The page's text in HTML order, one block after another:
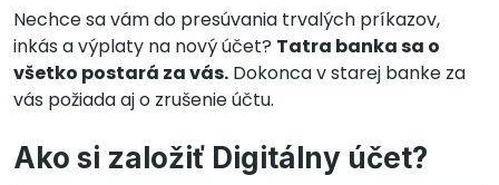
Nechce sa vám do presúvania trvalých príkazov,
inkás a výplaty na nový účet? Tatra banka sa o
všetko postará za vás. Dokonca v starej banke za
vás požiada aj o zrušenie účtu.
Ako si založiť Digitálny účet?